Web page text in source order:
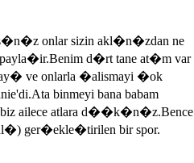
onlar sizin akl�n�zdan ne
d�rt tane at�m var
ve onlarla �alismayi �ok
binmeyi bana babam
ailece atlara d��k�n�z.Bence
ger�ekle�tirilen bir spor.